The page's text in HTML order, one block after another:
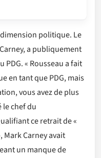
politique. Le
a publiquement
« Rousseau a fait
en tant que PDG, mais
vous avez de plus
le chef du
ce retrait de «
Carney avait
un manque de